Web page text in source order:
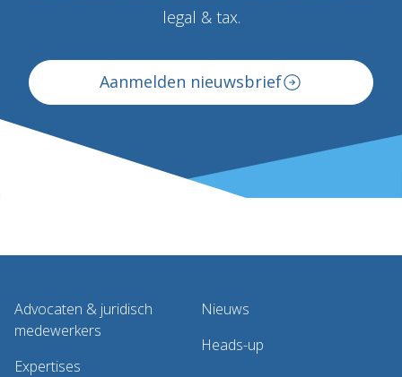
legal & tax.
Aanmelden nieuwsbrief
Advocaten & juridisch
medewerkers
Expertises
Nieuws
Heads-up